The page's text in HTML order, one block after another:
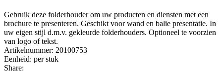
Gebruik deze folderhouder om uw producten en diensten met een
brochure te presenteren. Geschikt voor wand en balie presentatie. In
uw eigen stijl d.m.v. gekleurde folderhouders. Optioneel te voorzien
van logo of tekst.
Artikelnummer: 20100753
Eenheid: per stuk
Share: